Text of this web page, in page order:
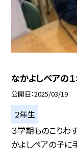
なかよしペアの１
公開日 2025/03/19
２年生
３学期ものこりわ
かよしペアの子に